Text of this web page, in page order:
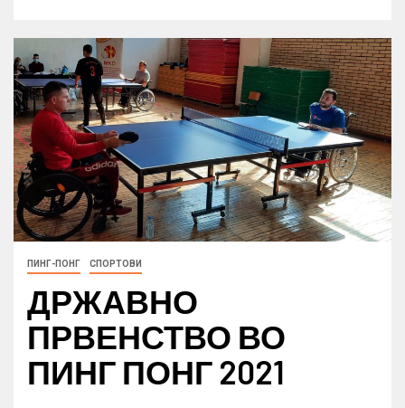
ПИНГ-ПОНГ СПОРТОВИ
ДРЖАВНО
ПРВЕНСТВО ВО
ПИНГ ПОНГ 2021